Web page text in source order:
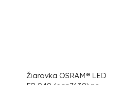
Žiarovka OSRAM® LED